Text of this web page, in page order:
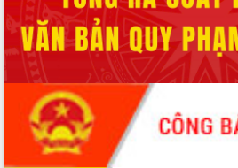
Tăng cường giám sát, đôn đốc thực
hiện nhiệm vụ quản lý tài sản công
hàng tuần
Tháo gỡ những vướng mắc, đẩy mạnh
công tác cải cách thủ tục hành chính
tại Trung tâm Phục vụ hành chính
công tỉnh
Đắk Lắk: Tôn vinh 46 giải pháp tại Hội
thi Sáng tạo Kỹ thuật 2024 - 2025